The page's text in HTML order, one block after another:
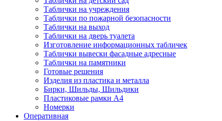
Таблички на учреждения
Таблички по пожарной безопасности
Таблички на выход
Таблички на дверь туалета
Изготовление информационных табличек
Таблички вывески фасадные адресные
Таблички на памятники
Готовые решения
Изделия из пластика и металла
Бирки, Шильды, Шильдики
Пластиковые рамки А4
Номерки
Оперативная